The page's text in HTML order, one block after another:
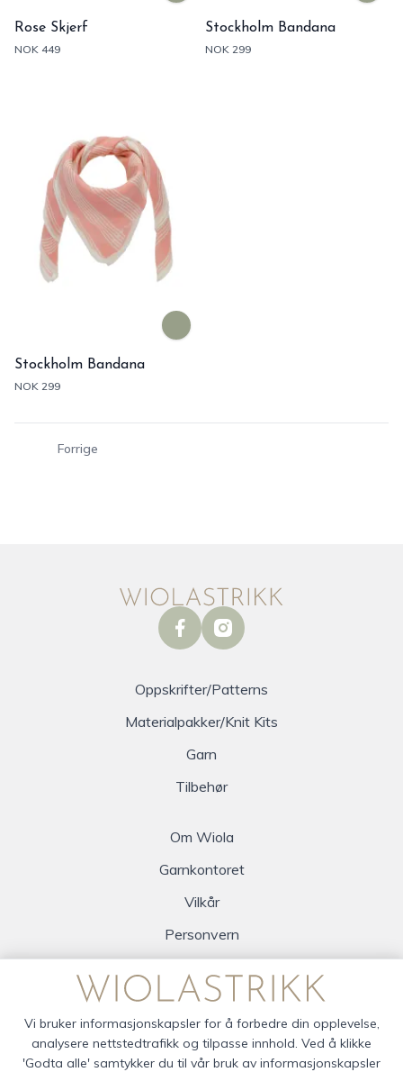
Rose Skjerf
NOK 449
Stockholm Bandana
NOK 299
Stockholm Bandana
NOK 299
Forrige
facebookinstagram
Oppskrifter/Patterns
Materialpakker/Knit Kits
Garn
Tilbehør
Om Wiola
Garnkontoret
Vilkår
Personvern
Vi bruker informasjonskapsler for å forbedre din opplevelse,
analysere nettstedtrafikk og tilpasse innhold. Ved å klikke
'Godta alle' samtykker du til vår bruk av informasjonskapsler